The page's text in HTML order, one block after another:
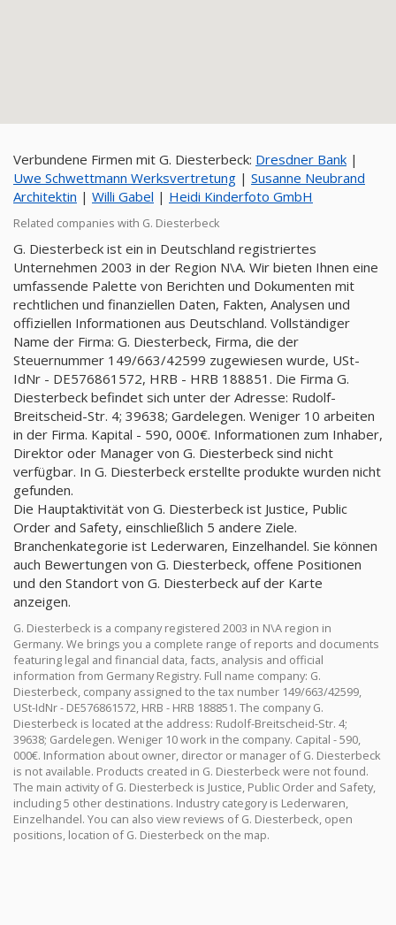
Verbundene Firmen mit G. Diesterbeck: Dresdner Bank |
Uwe Schwettmann Werksvertretung | Susanne Neubrand
Architektin | Willi Gabel | Heidi Kinderfoto GmbH
Related companies with G. Diesterbeck
G. Diesterbeck ist ein in Deutschland registriertes
Unternehmen 2003 in der Region N\A. Wir bieten Ihnen eine
umfassende Palette von Berichten und Dokumenten mit
rechtlichen und finanziellen Daten, Fakten, Analysen und
offiziellen Informationen aus Deutschland. Vollständiger
Name der Firma: G. Diesterbeck, Firma, die der
Steuernummer 149/663/42599 zugewiesen wurde, USt-
IdNr - DE576861572, HRB - HRB 188851. Die Firma G.
Diesterbeck befindet sich unter der Adresse: Rudolf-
Breitscheid-Str. 4; 39638; Gardelegen. Weniger 10 arbeiten
in der Firma. Kapital - 590, 000€. Informationen zum Inhaber,
Direktor oder Manager von G. Diesterbeck sind nicht
verfügbar. In G. Diesterbeck erstellte produkte wurden nicht
gefunden.
Die Hauptaktivität von G. Diesterbeck ist Justice, Public
Order and Safety, einschließlich 5 andere Ziele.
Branchenkategorie ist Lederwaren, Einzelhandel. Sie können
auch Bewertungen von G. Diesterbeck, offene Positionen
und den Standort von G. Diesterbeck auf der Karte
anzeigen.
G. Diesterbeck is a company registered 2003 in N\A region in
Germany. We brings you a complete range of reports and documents
featuring legal and financial data, facts, analysis and official
information from Germany Registry. Full name company: G.
Diesterbeck, company assigned to the tax number 149/663/42599,
USt-IdNr - DE576861572, HRB - HRB 188851. The company G.
Diesterbeck is located at the address: Rudolf-Breitscheid-Str. 4;
39638; Gardelegen. Weniger 10 work in the company. Capital - 590,
000€. Information about owner, director or manager of G. Diesterbeck
is not available. Products created in G. Diesterbeck were not found.
The main activity of G. Diesterbeck is Justice, Public Order and Safety,
including 5 other destinations. Industry category is Lederwaren,
Einzelhandel. You can also view reviews of G. Diesterbeck, open
positions, location of G. Diesterbeck on the map.